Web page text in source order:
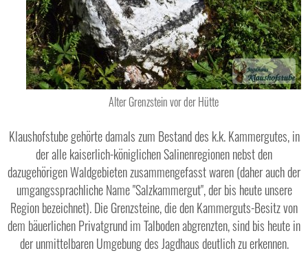
Alter Grenzstein vor der Hütte
Klaushofstube gehörte damals zum Bestand des k.k. Kammergutes, in
der alle kaiserlich-königlichen Salinenregionen nebst den
dazugehörigen Waldgebieten zusammengefasst waren (daher auch der
umgangssprachliche Name "Salzkammergut", der bis heute unsere
Region bezeichnet). Die Grenzsteine, die den Kammerguts-Besitz von
dem bäuerlichen Privatgrund im Talboden abgrenzten, sind bis heute in
der unmittelbaren Umgebung des Jagdhaus deutlich zu erkennen.